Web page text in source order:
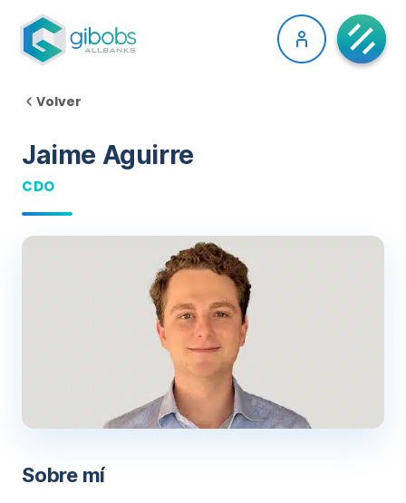
Volver
Jaime Aguirre
CDO
Sobre mí